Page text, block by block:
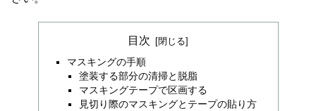
目次
マスキングの手順
塗装する部分の清掃と脱脂
マスキングテープで区画する
見切り際のマスキングとテープの貼り方